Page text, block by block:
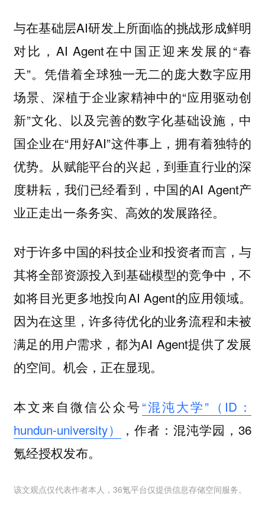
与在基础层AI研发上所面临的挑战形成鲜明
对比，AI Agent在中国正迎来发展的“春
天”。凭借着全球独一无二的庞大数字应用
场景、深植于企业家精神中的“应用驱动创
新”文化、以及完善的数字化基础设施，中
国企业在“用好AI”这件事上，拥有着独特的
优势。从赋能平台的兴起，到垂直行业的深
度耕耘，我们已经看到，中国的AI Agent产
业正走出一条务实、高效的发展路径。
对于许多中国的科技企业和投资者而言，与
其将全部资源投入到基础模型的竞争中，不
如将目光更多地投向AI Agent的应用领域。
因为在这里，许多待优化的业务流程和未被
满足的用户需求，都为AI Agent提供了发展
的空间。机会，正在显现。
本文来自微信公众号“混沌大学”（ID：
hundun-university）
，作者：混沌学园，36
氪经授权发布。
该文观点仅代表作者本人，36氪平台仅提供信息存储空间服务。